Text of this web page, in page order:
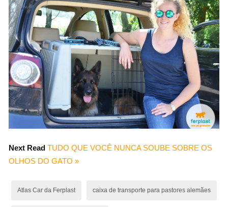
Next Read TUDO QUE VOCÊ NUNCA SOUBE SOBRE OS
OLHOS DO GATO »
Atlas Car da Ferplast caixa de transporte para pastores alemães